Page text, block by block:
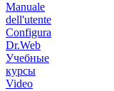
Manuale
dell'utente
Configura
Dr.Web
Учебные
курсы
Video